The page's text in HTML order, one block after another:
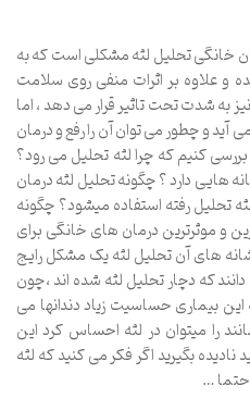
خانگی تحلیل لثه مشکلی است که به
و علاوه بر اثرات منفی روی سلامت
به شدت تحت تاثیر قرار می دهد ، اما
و چطور می توان آن را رفع و درمان
کنیم که چرا لثه تحلیل می رود؟
دارد ؟ چگونه تحلیل لثه درمان
تحلیل رفته استفاده میشود؟ چگونه
و موثرترین درمان های خانگی برای
های آن تحلیل لثه یک مشکل رایج
که دچار تحلیل لثه شده اند ،چون
این بیماری حساسیت زیاد دندانها می
را میتوان در لثه احساس کرد این
بگیرید اگر فکر می کنید که لثه
…